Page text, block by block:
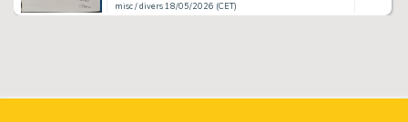
misc / divers 18/05/2026 (CET)